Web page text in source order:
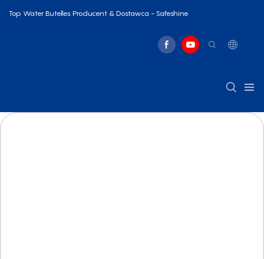
Top Water Butelles Producent & Dostawca - Safeshine